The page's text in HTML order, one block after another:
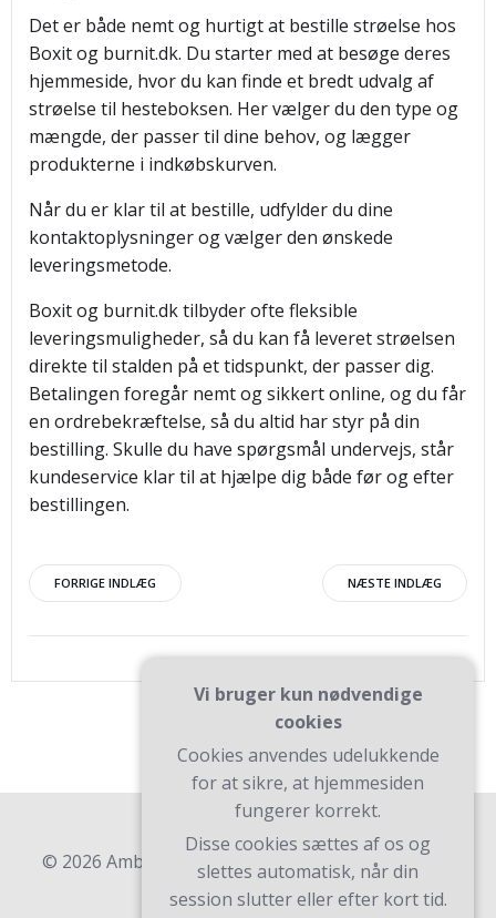
Det er både nemt og hurtigt at bestille strøelse hos
Boxit og burnit.dk. Du starter med at besøge deres
hjemmeside, hvor du kan finde et bredt udvalg af
strøelse til hesteboksen. Her vælger du den type og
mængde, der passer til dine behov, og lægger
produkterne i indkøbskurven.
Når du er klar til at bestille, udfylder du dine
kontaktoplysninger og vælger den ønskede
leveringsmetode.
Boxit og burnit.dk tilbyder ofte fleksible
leveringsmuligheder, så du kan få leveret strøelsen
direkte til stalden på et tidspunkt, der passer dig.
Betalingen foregår nemt og sikkert online, og du får
en ordrebekræftelse, så du altid har styr på din
bestilling. Skulle du have spørgsmål undervejs, står
kundeservice klar til at hjælpe dig både før og efter
bestillingen.
Indlægsnavigation
FORRIGE INDLÆG NÆSTE INDLÆG
© 2026 Ambk. Bygget ved at bruge WordPress og
Teluro Theme .
Vi bruger kun nødvendige
cookies
Cookies anvendes udelukkende
for at sikre, at hjemmesiden
fungerer korrekt.
Disse cookies sættes af os og
slettes automatisk, når din
session slutter eller efter kort tid.